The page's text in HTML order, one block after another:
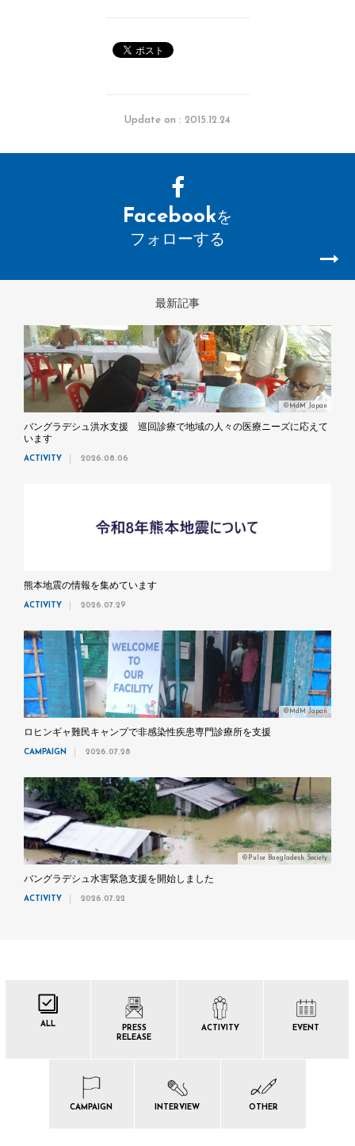
Update on : 2015.12.24
Facebookを
フォローする
最新記事
©MdM Japan
バングラデシュ洪水支援 巡回診療で地域の人々の医療ニーズに応えて
います
ACTIVITY 2026.08.06
熊本地震の情報を集めています
ACTIVITY 2026.07.29
©MdM Japan
ロヒンギャ難民キャンプで非感染性疾患専門診療所を支援
CAMPAIGN 2026.07.28
©Pulse Bangladesh Society
バングラデシュ水害緊急支援を開始しました
ACTIVITY 2026.07.22
ALL
PRESS
RELEASE
ACTIVITY EVENT
CAMPAIGN INTERVIEW OTHER